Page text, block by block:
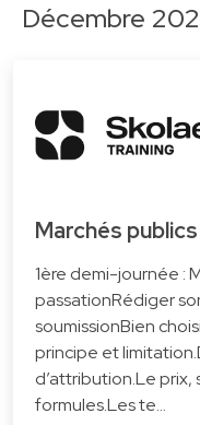
Décembre
Marchés
1ère demi-journée :
passationRédiger
soumissionBien
principe et
d’attribution.Le
formules.Les te…